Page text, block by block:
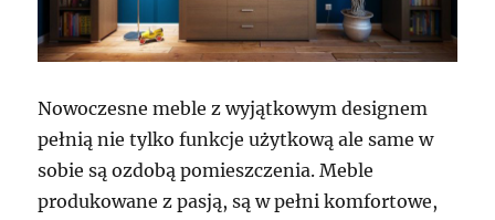
Nowoczesne meble z wyjątkowym designem
pełnią nie tylko funkcje użytkową ale same w
sobie są ozdobą pomieszczenia. Meble
produkowane z pasją, są w pełni komfortowe,